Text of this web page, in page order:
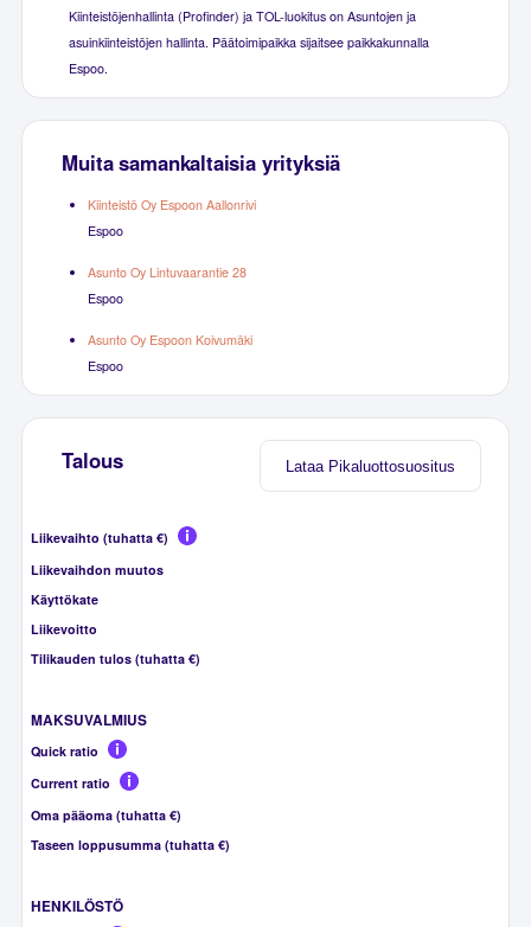
Kiinteistöjenhallinta (Profinder) ja TOL-luokitus on Asuntojen ja
asuinkiinteistöjen hallinta. Päätoimipaikka sijaitsee paikkakunnalla
Espoo.
Muita samankaltaisia yrityksiä
Kiinteistö Oy Espoon Aallonrivi
Espoo
Asunto Oy Lintuvaarantie 28
Espoo
Asunto Oy Espoon Koivumäki
Espoo
Lataa Pikaluottosuositus
Talous
Liikevaihto (tuhatta €)
Liikevaihdon muutos
Käyttökate
Liikevoitto
Tilikauden tulos (tuhatta €)
MAKSUVALMIUS
Quick ratio
Current ratio
Oma pääoma (tuhatta €)
Taseen loppusumma (tuhatta €)
HENKILÖSTÖ